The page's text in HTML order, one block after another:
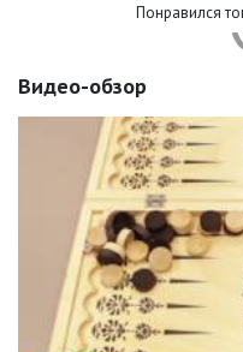
Понравился
Видео-обзор